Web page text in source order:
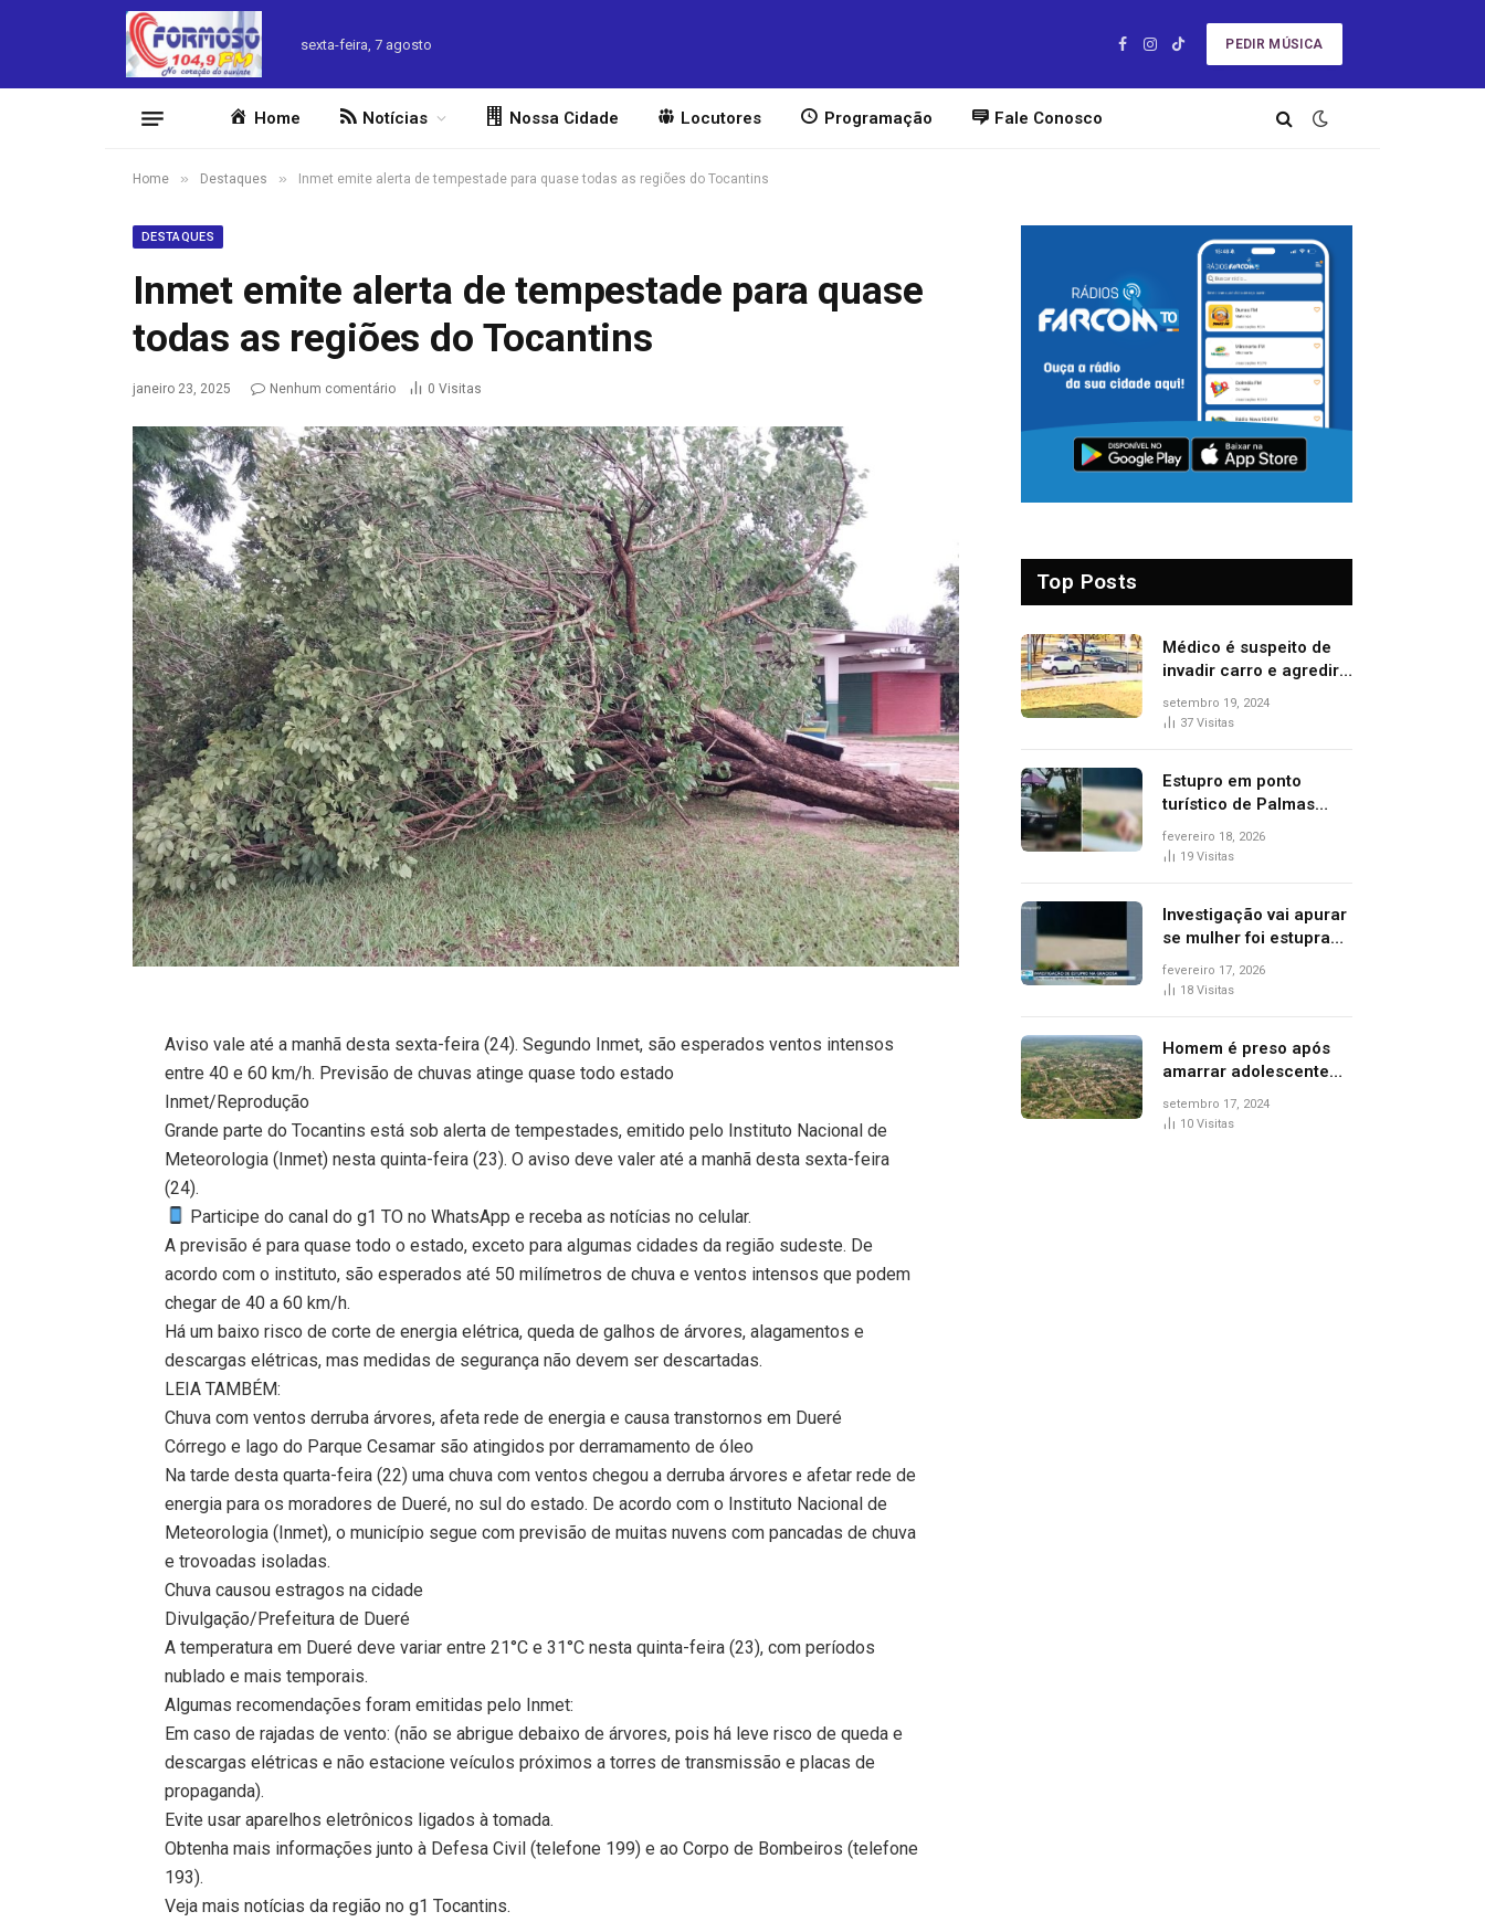
sexta-feira, 7 agosto
Facebook
Instagram
TikTok
PEDIR MÚSICA
Home Notícias Nossa Cidade Locutores Programação Fale Conosco
Home » Destaques » Inmet emite alerta de tempestade para quase todas as regiões do Tocantins
DESTAQUES
Inmet emite alerta de tempestade para quase
todas as regiões do Tocantins
janeiro 23, 2025 Nenhum comentário 0 Visitas
Aviso vale até a manhã desta sexta-feira (24). Segundo Inmet, são esperados ventos intensos
entre 40 e 60 km/h. Previsão de chuvas atinge quase todo estado
Inmet/Reprodução
Grande parte do Tocantins está sob alerta de tempestades, emitido pelo Instituto Nacional de
Meteorologia (Inmet) nesta quinta-feira (23). O aviso deve valer até a manhã desta sexta-feira
(24).
Participe do canal do g1 TO no WhatsApp e receba as notícias no celular.
A previsão é para quase todo o estado, exceto para algumas cidades da região sudeste. De
acordo com o instituto, são esperados até 50 milímetros de chuva e ventos intensos que podem
chegar de 40 a 60 km/h.
Há um baixo risco de corte de energia elétrica, queda de galhos de árvores, alagamentos e
descargas elétricas, mas medidas de segurança não devem ser descartadas.
LEIA TAMBÉM:
Chuva com ventos derruba árvores, afeta rede de energia e causa transtornos em Dueré
Córrego e lago do Parque Cesamar são atingidos por derramamento de óleo
Na tarde desta quarta-feira (22) uma chuva com ventos chegou a derruba árvores e afetar rede de
energia para os moradores de Dueré, no sul do estado. De acordo com o Instituto Nacional de
Meteorologia (Inmet), o município segue com previsão de muitas nuvens com pancadas de chuva
e trovoadas isoladas.
Chuva causou estragos na cidade
Divulgação/Prefeitura de Dueré
A temperatura em Dueré deve variar entre 21°C e 31°C nesta quinta-feira (23), com períodos
nublado e mais temporais.
Algumas recomendações foram emitidas pelo Inmet:
Em caso de rajadas de vento: (não se abrigue debaixo de árvores, pois há leve risco de queda e
descargas elétricas e não estacione veículos próximos a torres de transmissão e placas de
propaganda).
Evite usar aparelhos eletrônicos ligados à tomada.
Obtenha mais informações junto à Defesa Civil (telefone 199) e ao Corpo de Bombeiros (telefone
193).
Veja mais notícias da região no g1 Tocantins.
Top Posts
Médico é suspeito de
invadir carro e agredir
delegado aposentado
durante confusão no
setembro 19, 2024
37 Visitas
Estupro em ponto
turístico de Palmas
ocorreu em frente à
viatura e base de
fevereiro 18, 2026
19 Visitas
Investigação vai apurar
se mulher foi estuprada
na frente de base da
Guarda Metropolitana
fevereiro 17, 2026
18 Visitas
Homem é preso após
amarrar adolescente
suspeito de furto em
estaca de cerca e
setembro 17, 2024
10 Visitas